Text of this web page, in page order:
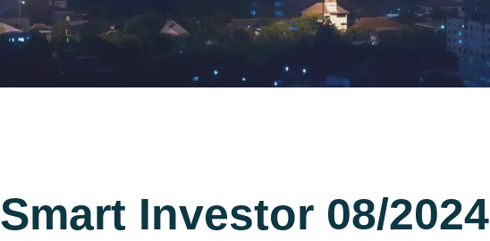
Smart Investor 08/2024